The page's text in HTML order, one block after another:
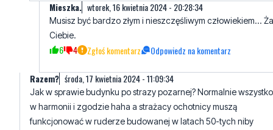
Mieszka. wtorek, 16 kwietnia 2024 - 20:28:34
Musisz być bardzo złym i nieszczęśliwym człowiekiem...
Ciebie.
6 4 Zgłoś komentarz Odpowiedz na komentarz
Razem? środa, 17 kwietnia 2024 - 11:09:34
Jak w sprawie budynku po strazy pozarnej? Normalnie wszystko
w harmonii i zgodzie haha a strażacy ochotnicy muszą
funkcjonować w ruderze budowanej w latach 50-tych niby